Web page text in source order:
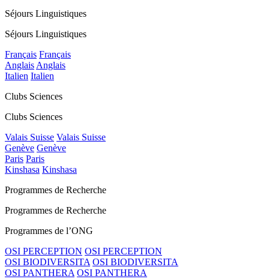
Séjours Linguistiques
Séjours Linguistiques
Français Français
Anglais Anglais
Italien Italien
Clubs Sciences
Clubs Sciences
Valais Suisse Valais Suisse
Genève Genève
Paris Paris
Kinshasa Kinshasa
Programmes de Recherche
Programmes de Recherche
Programmes de l’ONG
OSI PERCEPTION OSI PERCEPTION
OSI BIODIVERSITA OSI BIODIVERSITA
OSI PANTHERA OSI PANTHERA